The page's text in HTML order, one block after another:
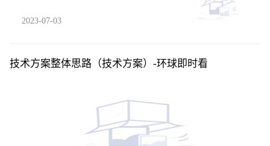
2023-07-03
技术方案整体思路（技术方案）-环球即时看